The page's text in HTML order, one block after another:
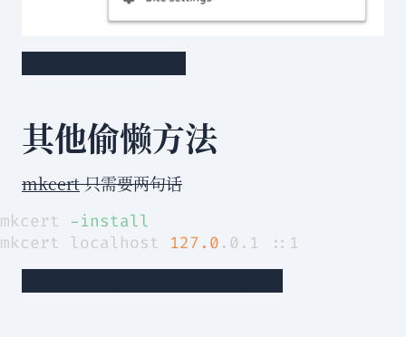
其他偷懒方法
mkcert只需要两句话
mkcert -install
mkcert localhost 127.0